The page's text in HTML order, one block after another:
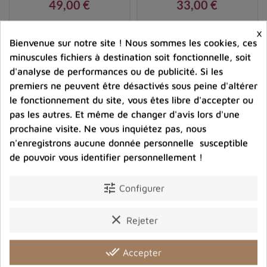
Pour accompagner votre moulin à prières, découvrez
notre sélection d’ encens tibétains de purification
Prix
49,00 €
shopping_cart  favorite_border
Prix
33,00 €
shopping_cart  favorite_border
mantras
Moulin à prières mural
×
Bienvenue sur notre site ! Nous sommes les cookies, ces
minuscules fichiers à destination soit fonctionnelle, soit
d'analyse de performances ou de publicité. Si les
premiers ne peuvent être désactivés sous peine d'altérer
le fonctionnement du site, vous êtes libre d'accepter ou
pas les autres. Et même de changer d'avis lors d'une
prochaine visite. Ne vous inquiétez pas, nous
n'enregistrons aucune donnée personnelle susceptible
de pouvoir vous identifier personnellement !
tune Configurer
clear Rejeter
done_all Accepter